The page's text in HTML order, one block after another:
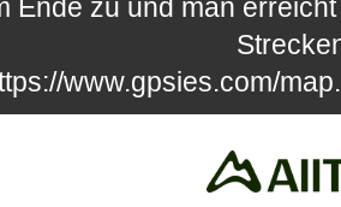
Ende zu und man
www.gpsies.com/